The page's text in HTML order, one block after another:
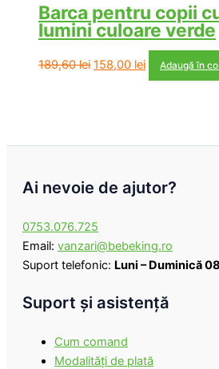
114,00 lei.
Barca pentru copii
lumini culoare verde
189,60lei Prețul
158,00 leiPrețul
curent
Adaugă în
Ai nevoie de ajutor?
0753.076.725
Email: vanzari@bebeking.ro
Suport telefonic: Luni – Duminică
Suport şi asistenţă
Cum comand
Modalităţi de plată